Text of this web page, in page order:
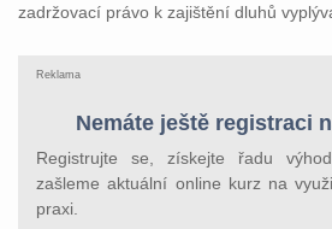
zadržovací právo k zajištění dluhů
Reklama
Nemáte ještě registraci
Registrujte se, získejte řadu
zašleme aktuální online kurz na
praxi.